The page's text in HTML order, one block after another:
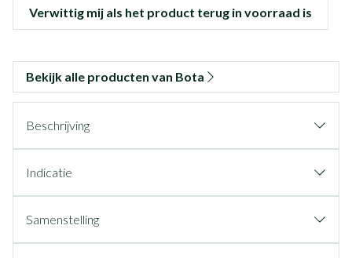
Verwittig mij als het product terug in voorraad is
Bekijk alle producten van Bota
Beschrijving
Indicatie
Samenstelling